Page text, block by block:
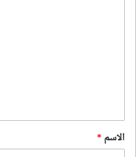
*
الاسم *